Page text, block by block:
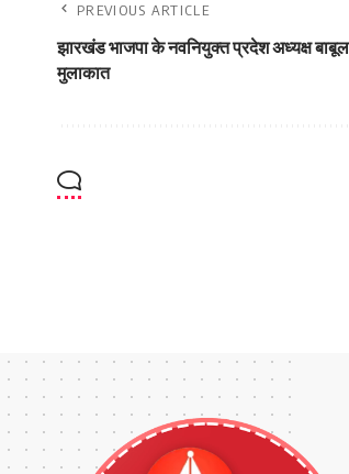
PREVIOUS ARTICLE
झारखंड भाजपा के नवनियुक्त प्रदेश अध्यक्ष
मुलाकात